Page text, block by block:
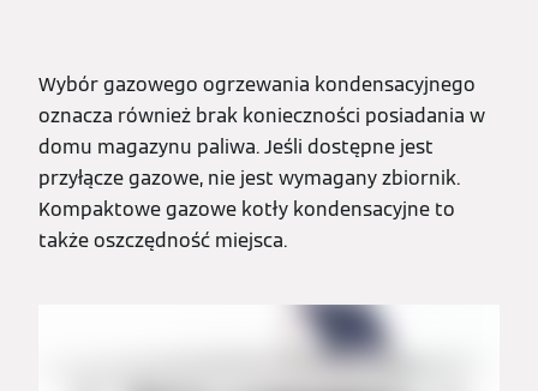
Wybór gazowego ogrzewania kondensacyjnego
oznacza również brak konieczności posiadania w
domu magazynu paliwa. Jeśli dostępne jest
przyłącze gazowe, nie jest wymagany zbiornik.
Kompaktowe gazowe kotły kondensacyjne to
także oszczędność miejsca.